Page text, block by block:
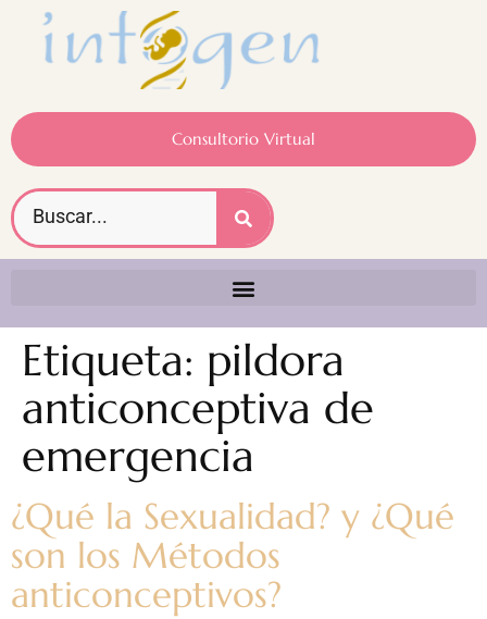
Consultorio Virtual
Etiqueta: pildora
anticonceptiva de
emergencia
¿Qué la Sexualidad? y ¿Qué
son los Métodos
anticonceptivos?